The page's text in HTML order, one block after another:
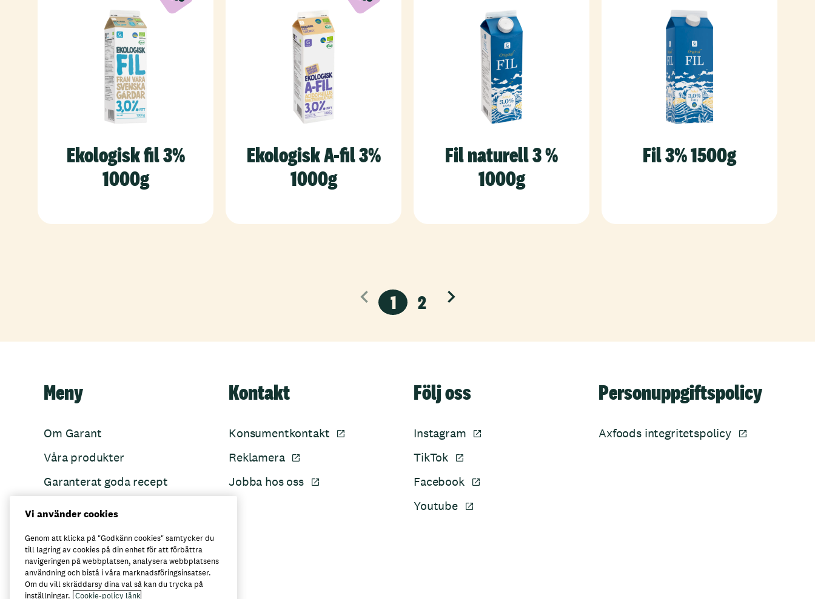
Ekologisk fil 3%
1000g
Ekologisk A-fil 3%
1000g
Fil naturell 3 %
1000g
Fil 3% 1500g
1 2 Nästa
Meny
Om Garant
Våra produkter
Garanterat goda recept
Kontakt
Konsumentkontakt
Reklamera
Jobba hos oss
Följ oss
Instagram
TikTok
Facebook
Youtube
Personuppgiftspolicy
Axfoods integritetspolicy
Här kan du köpa Garant
Vi använder cookies
Genom att klicka på "Godkänn cookies" samtycker du
till lagring av cookies på din enhet för att förbättra
navigeringen på webbplatsen, analysera webbplatsens
användning och bistå i våra marknadsföringsinsatser.
Om du vill skräddarsy dina val så kan du trycka på
inställningar. Cookie-policy länk